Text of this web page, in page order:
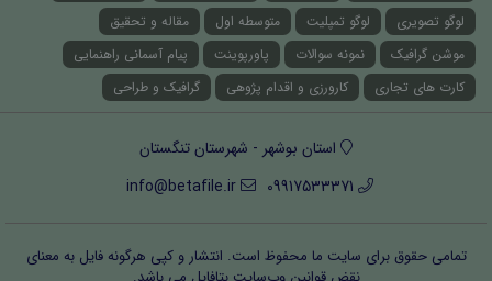
لوگو تصویری
لوگو تمپلیت متوسطه اول
مقاله و تحقیق
موشن گرافیک
نمونه سوالات پاورپوینت
پیام آسمانی راهنمایی
کارت های تجاری
کارورزی و اقدام پژوهی گرافیک و طراحی
استان بوشهر - شهرستان تنگستان
09917533371
info@betafile.ir
تمامی حقوق برای سایت ما محفوظ است. انتشار و کپی هرگونه فایل‌ به معنای